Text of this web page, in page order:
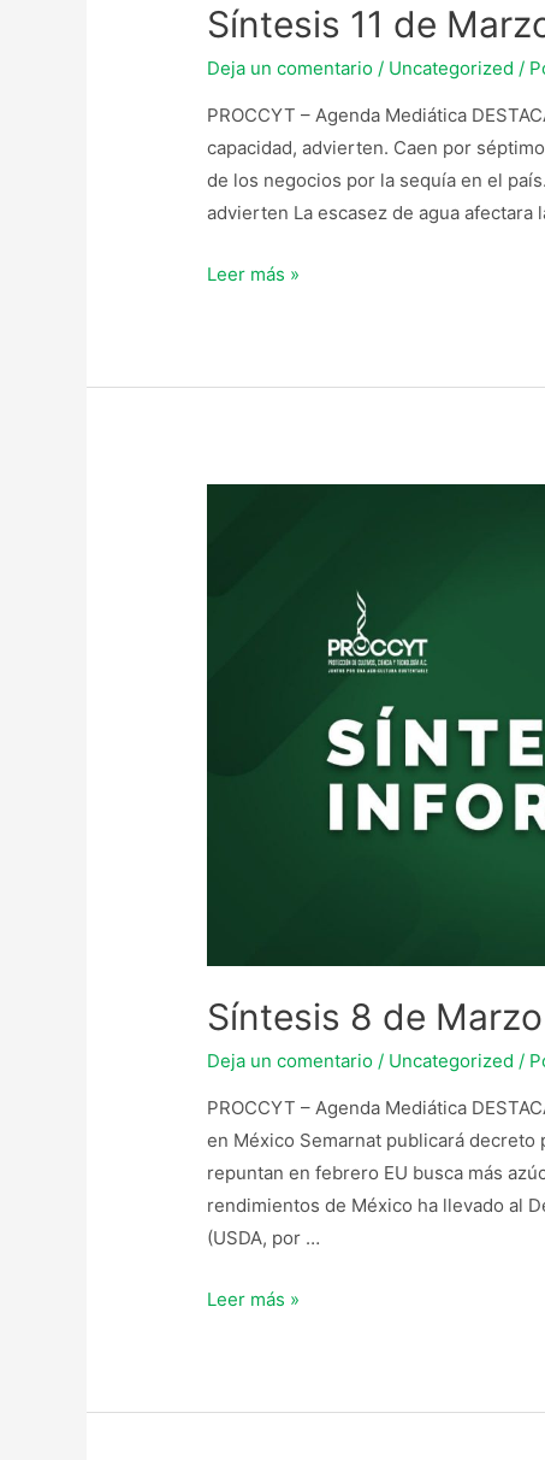
Síntesis 11 de
Deja un comentario / Uncategorized /
PROCCYT – Agenda Mediática
capacidad, advierten. Caen por
de los negocios por la sequía en el
advierten La escasez de agua
Leer más »
Síntesis 8 de Marzo
Deja un comentario / Uncategorized /
PROCCYT – Agenda Mediática
en México Semarnat publicará
repuntan en febrero EU busca más
rendimientos de México ha llevado al
(USDA, por …
Leer más »